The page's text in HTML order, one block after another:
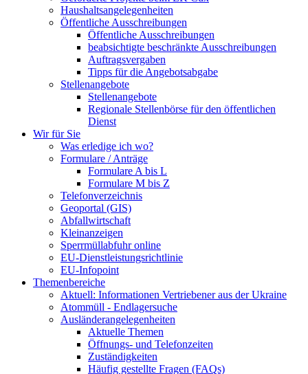
Haushaltsangelegenheiten
Öffentliche Ausschreibungen
Öffentliche Ausschreibungen
beabsichtigte beschränkte Ausschreibungen
Auftragsvergaben
Tipps für die Angebotsabgabe
Stellenangebote
Stellenangebote
Regionale Stellenbörse für den öffentlichen
Dienst
Wir für Sie
Was erledige ich wo?
Formulare / Anträge
Formulare A bis L
Formulare M bis Z
Telefonverzeichnis
Geoportal (GIS)
Abfallwirtschaft
Kleinanzeigen
Sperrmüllabfuhr online
EU-Dienstleistungsrichtlinie
EU-Infopoint
Themenbereiche
Aktuell: Informationen Vertriebener aus der Ukraine
Atommüll - Endlagersuche
Ausländerangelegenheiten
Aktuelle Themen
Öffnungs- und Telefonzeiten
Zuständigkeiten
Häufig gestellte Fragen (FAQs)